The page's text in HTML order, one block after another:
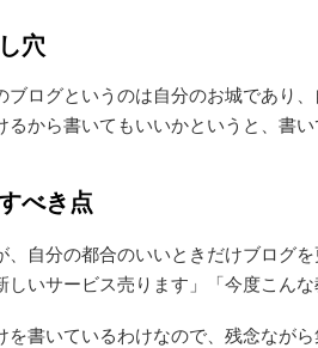
穴
ブログというのは自分のお城であり
から書いてもいいかというと、書い
べき点
自分の都合のいいときだけブログ
いサービス売ります」「今度こん
書いているわけなので、残念なが